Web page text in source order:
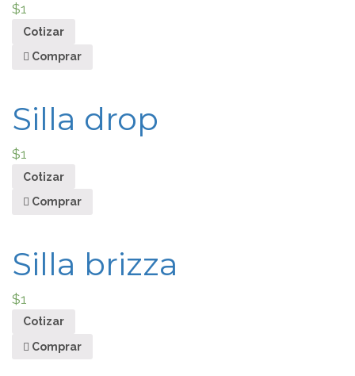
$1
Cotizar
Comprar
Silla drop
$1
Cotizar
Comprar
Silla brizza
$1
Cotizar
Comprar